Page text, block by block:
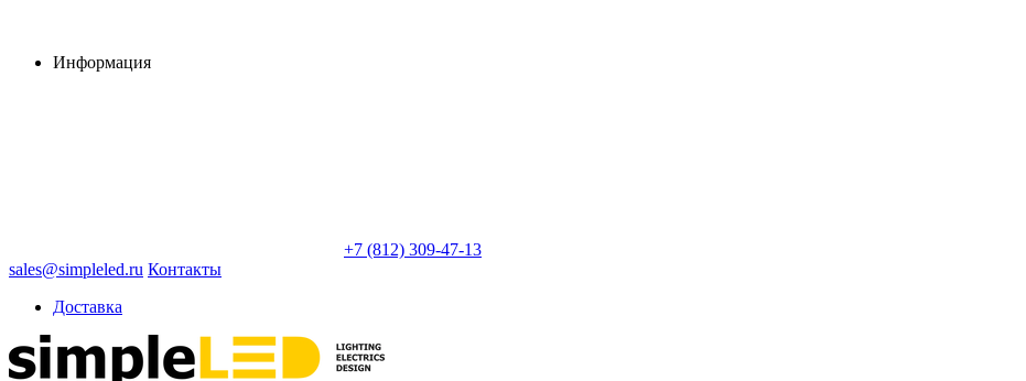
Информация
+7 (812) 309-47-13
sales@simpleled.ru Контакты
Доставка